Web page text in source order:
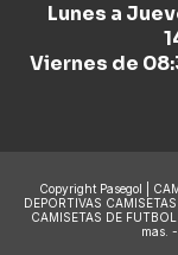
Lunes a
Viernes de
Copyright Pasegol |
DEPORTIVAS
CAMISETAS DE
mas.